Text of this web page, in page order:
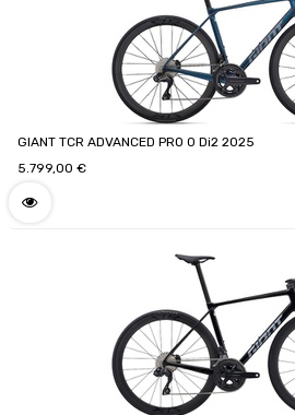
GIANT TCR ADVANCED PRO 0 Di2 2025
5.799,00 €